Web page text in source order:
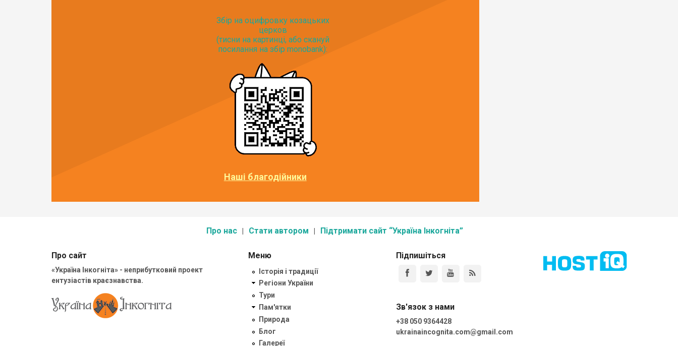
Збір на оцифровку козацьких
церков
(тисни на картинці, або скануй
посилання на збір monobank):
Наші благодійники
Про нас Стати автором Підтримати сайт “Україна Інкогніта”
Про сайт
«Україна Інкогніта» - неприбутковий проект
ентузіастів краєзнавства.
Меню
Історія і традиції
Регіони України
Тури
Пам'ятки
Природа
Блог
Галереї
Підпишіться
Зв'язок з нами
+38 050 9364428
ukrainaincognita.com@gmail.com